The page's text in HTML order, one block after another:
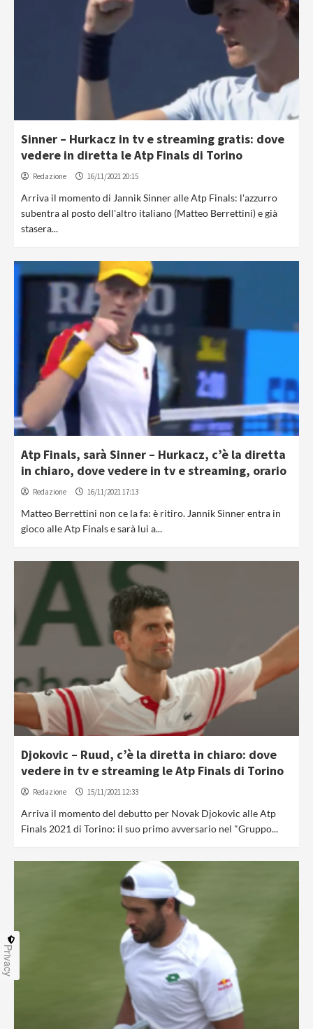
Sinner – Hurkacz in tv e streaming gratis: dove
vedere in diretta le Atp Finals di Torino
Redazione 16/11/2021 20:15
Arriva il momento di Jannik Sinner alle Atp Finals: l'azzurro
subentra al posto dell'altro italiano (Matteo Berrettini) e già
stasera...
Atp Finals, sarà Sinner – Hurkacz, c’è la diretta
in chiaro, dove vedere in tv e streaming, orario
Redazione 16/11/2021 17:13
Matteo Berrettini non ce la fa: è ritiro. Jannik Sinner entra in
gioco alle Atp Finals e sarà lui a...
Djokovic – Ruud, c’è la diretta in chiaro: dove
vedere in tv e streaming le Atp Finals di Torino
Redazione 15/11/2021 12:33
Arriva il momento del debutto per Novak Djokovic alle Atp
Finals 2021 di Torino: il suo primo avversario nel "Gruppo...
Privacy